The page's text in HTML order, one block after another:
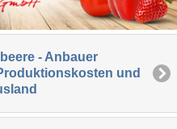
- Anbauer
und